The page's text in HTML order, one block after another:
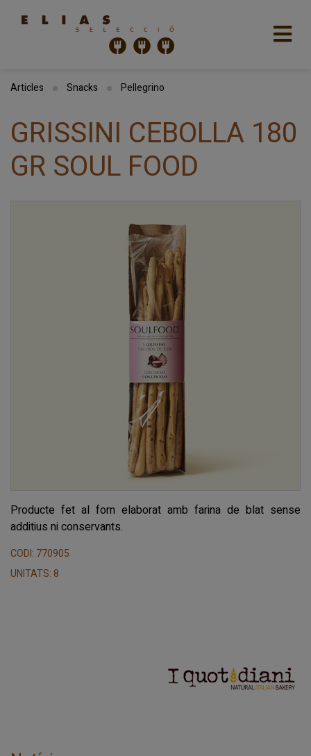
Articles Snacks Pellegrino
GRISSINI CEBOLLA 180
GR SOUL FOOD
Producte fet al forn elaborat amb farina de blat sense
additius ni conservants.
CODI: 770905
UNITATS: 8